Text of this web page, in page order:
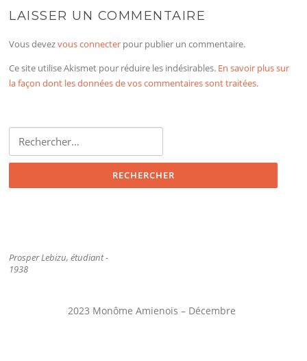
LAISSER UN COMMENTAIRE
Vous devezvous connecter pour publier un commentaire.
Ce site utilise Akismet pour réduire les indésirables. En savoir plus sur
la façon dont les données de vos commentaires sont traitées.
Prosper Lebizu, étudiant -
1938
2023 Monôme Amienois – Décembre